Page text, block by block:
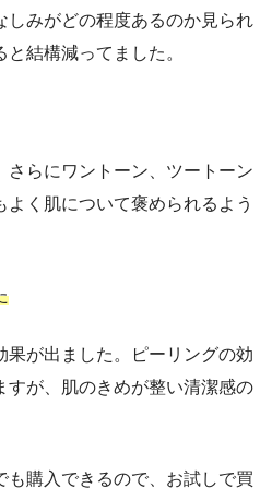
しみがどの程度あるのか見られ
結構減ってました。
さらにワントーン、ツートーン
よく肌について褒められるよう
果が出ました。ピーリングの効
すが、肌のきめが整い清潔感の
も購入できるので、お試しで買